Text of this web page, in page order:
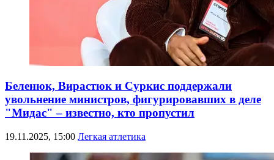
Беленюк, Вирастюк и Суркис поддержали
увольнение министров, фигурировавших в деле
"Мидас" – известно, кто пропустил
19.11.2025, 15:00 Легкая атлетика